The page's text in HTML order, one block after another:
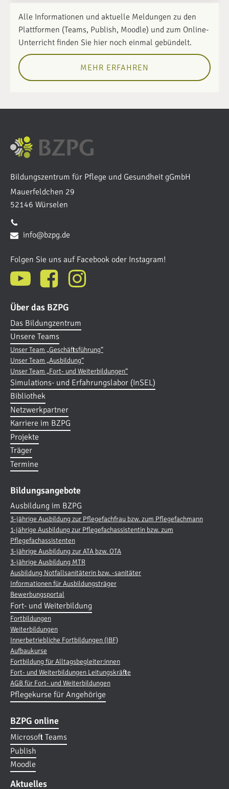
Alle Informationen und aktuelle Meldungen zu den
Plattformen (Teams, Publish, Moodle) und zum Online-
Unterricht finden Sie hier noch einmal gebündelt.
MEHR ERFAHREN
Bildungszentrum für Pflege und Gesundheit gGmbH
Mauerfeldchen 29
52146 Würselen
info@bzpg.de
Folgen Sie uns auf Facebook oder Instagram!
Über das BZPG
Das Bildungzentrum
Unsere Teams
Unser Team „Geschäftsführung“
Unser Team „Ausbildung“
Unser Team „Fort- und Weiterbildungen“
Simulations- und Erfahrungslabor (InSEL)
Bibliothek
Netzwerkpartner
Karriere im BZPG
Projekte
Träger
Termine
Bildungsangebote
Ausbildung im BZPG
3-jährige Ausbildung zur Pflegefachfrau bzw. zum Pflegefachmann
1-jährige Ausbildung zur Pflegefachassistentin bzw. zum
Pflegefachassistenten
3-jährige Ausbildung zur ATA bzw. OTA
3-jährige Ausbildung MTR
Ausbildung Notfallsanitäterin bzw. -sanitäter
Informationen für Ausbildungsträger
Bewerbungsportal
Fort- und Weiterbildung
Fortbildungen
Weiterbildungen
Innerbetriebliche Fortbildungen (IBF)
Aufbaukurse
Fortbildung für Alltagsbegleiter:innen
Fort- und Weiterbildungen Leitungskräfte
AGB für Fort- und Weiterbildungen
Pflegekurse für Angehörige
BZPG online
Microsoft Teams
Publish
Moodle
Aktuelles